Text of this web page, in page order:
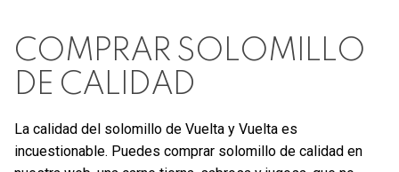
hijo
Ternera
Cerdo
Quesos
COMPRAR SOLOMILLO
DE CALIDAD
La calidad del solomillo de Vuelta y Vuelta es
incuestionable. Puedes comprar solomillo de calidad en